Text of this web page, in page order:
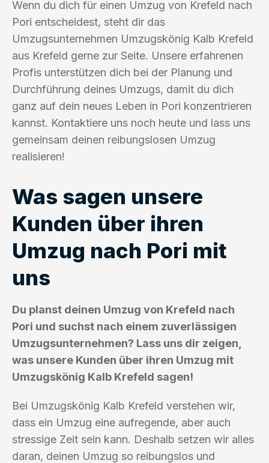
Wenn du dich für einen Umzug von Krefeld nach
Pori entscheidest, steht dir das
Umzugsunternehmen Umzugskönig Kalb Krefeld
aus Krefeld gerne zur Seite. Unsere erfahrenen
Profis unterstützen dich bei der Planung und
Durchführung deines Umzugs, damit du dich
ganz auf dein neues Leben in Pori konzentrieren
kannst. Kontaktiere uns noch heute und lass uns
gemeinsam deinen reibungslosen Umzug
realisieren!
Was sagen unsere
Kunden über ihren
Umzug nach Pori mit
uns
Du planst deinen Umzug von Krefeld nach
Pori und suchst nach einem zuverlässigen
Umzugsunternehmen? Lass uns dir zeigen,
was unsere Kunden über ihren Umzug mit
Umzugskönig Kalb Krefeld sagen!
Bei Umzugskönig Kalb Krefeld verstehen wir,
dass ein Umzug eine aufregende, aber auch
stressige Zeit sein kann. Deshalb setzen wir alles
daran, deinen Umzug so reibungslos und